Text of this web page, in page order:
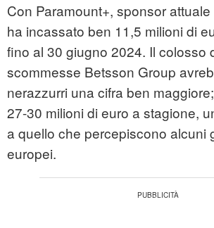
Con Paramount+, sponsor
ha incassato ben 11,5 milioni di
fino al 30 giugno 2024. Il colosso
scommesse Betsson Group
nerazzurri una cifra ben
27-30 milioni di euro a stagione,
a quello che percepiscono alcuni
europei.